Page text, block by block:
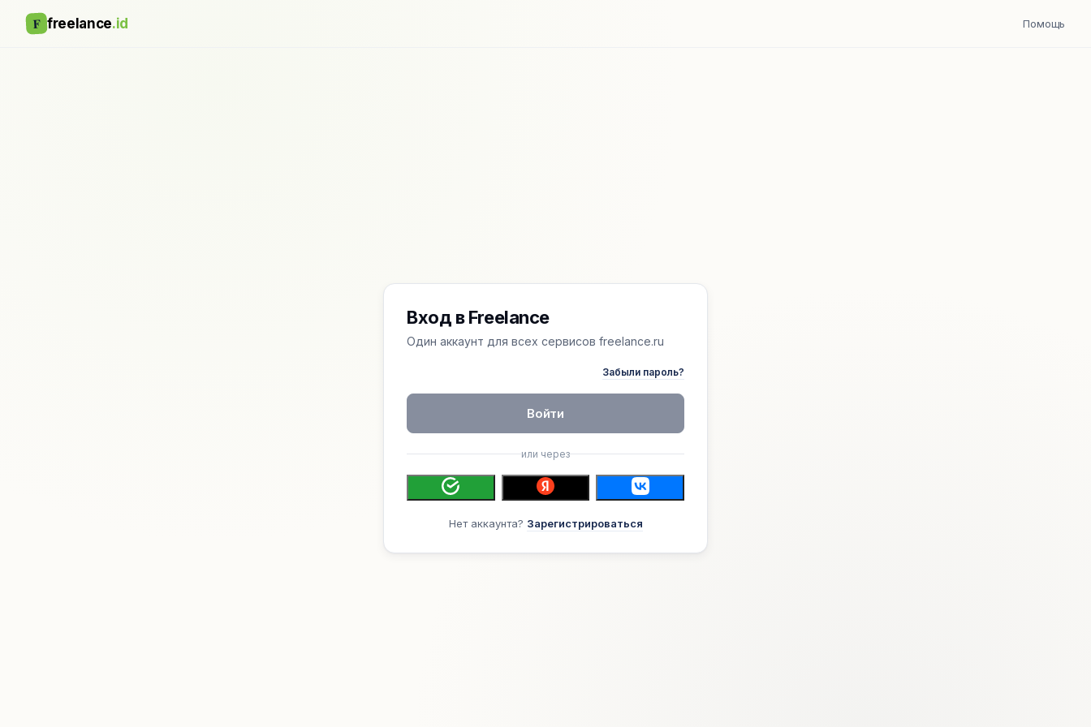
F freelance.id Помощь
Вход в Freelance
Один аккаунт для всех сервисов freelance.ru
Забыли пароль?
Войти
или через
Нет аккаунта? Зарегистрироваться